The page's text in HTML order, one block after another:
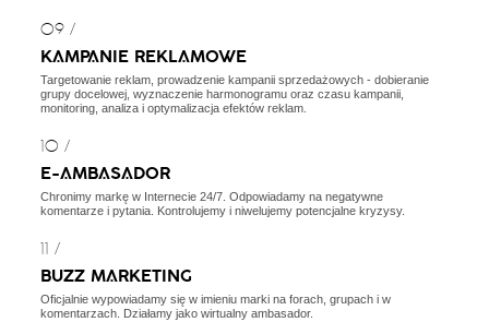
09 /
KAMPANIE REKLAMOWE
Targetowanie reklam, prowadzenie kampanii sprzedażowych - dobieranie
grupy docelowej, wyznaczenie harmonogramu oraz czasu kampanii,
monitoring, analiza i optymalizacja efektów reklam.
10 /
E-AMBASADOR
Chronimy markę w Internecie 24/7. Odpowiadamy na negatywne
komentarze i pytania. Kontrolujemy i niwelujemy potencjalne kryzysy.
11 /
BUZZ MARKETING
Oficjalnie wypowiadamy się w imieniu marki na forach, grupach i w
komentarzach. Działamy jako wirtualny ambasador.